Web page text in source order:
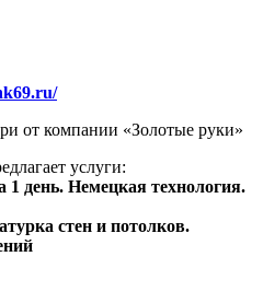
от компании «Золотые руки»
услуги:
1 день. Немецкая технология.
стен и потолков.